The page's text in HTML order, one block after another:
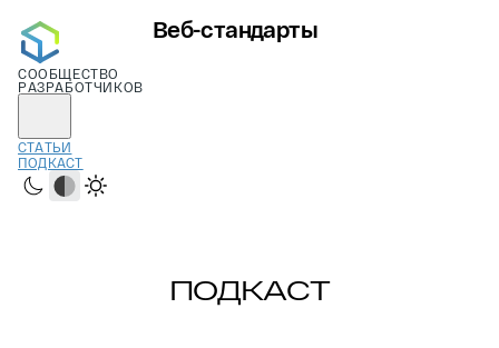
Веб-стандарты
СООБЩЕСТВО
РАЗРАБОТЧИКОВ
СТАТЬИ
ПОДКАСТ
ПОДКАСТ